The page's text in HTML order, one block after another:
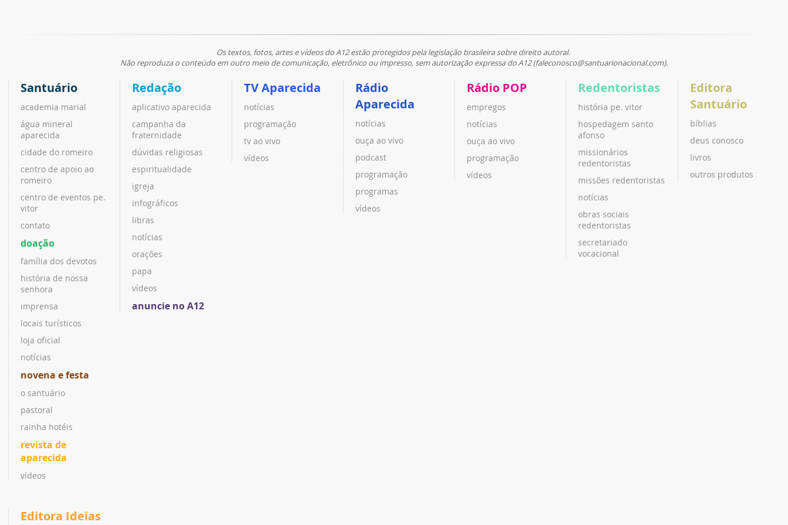
Os textos, fotos, artes e vídeos do A12 estão protegidos pela legislação brasileira sobre direito autoral.
Não reproduza o conteúdo em outro meio de comunicação, eletrônico ou impresso, sem autorização expressa do A12 (faleconosco@santuarionacional.com).
Santuário
academia marial
água mineral
aparecida
cidade do romeiro
centro de apoio ao
romeiro
centro de eventos pe.
vitor
contato
doação
família dos devotos
história de nossa
senhora
imprensa
locais turísticos
loja oficial
notícias
novena e festa
o santuário
pastoral
rainha hotéis
revista de
aparecida
vídeos
Redação
aplicativo aparecida
campanha da
fraternidade
dúvidas religiosas
espiritualidade
igreja
infográficos
libras
notícias
orações
papa
vídeos
anuncie no A12
TV Aparecida
notícias
programação
tv ao vivo
vídeos
Rádio
Aparecida
notícias
ouça ao vivo
podcast
programação
programas
vídeos
Rádio POP
empregos
notícias
ouça ao vivo
programação
vídeos
Redentoristas
história pe. vitor
hospedagem santo
afonso
missionários
redentoristas
missões redentoristas
notícias
obras sociais
redentoristas
secretariado
vocacional
Editora
Santuário
bíblias
deus conosco
livros
outros produtos
Editora Ideias